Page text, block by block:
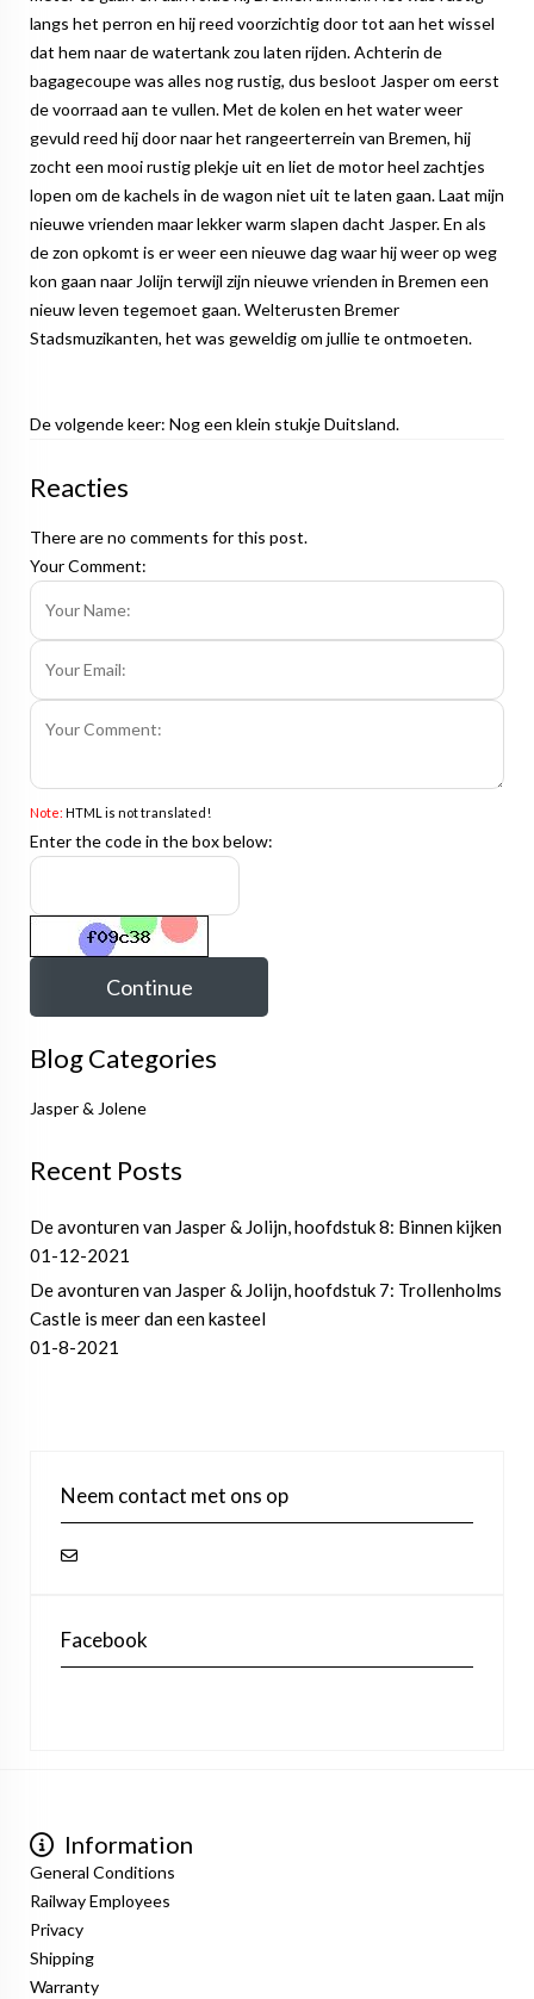
Blog Categories
Jasper & Jolene
Recent Posts
De avonturen van Jasper & Jolijn, hoofdstuk 8: Binnen kijken
01-12-2021
De avonturen van Jasper & Jolijn, hoofdstuk 7: Trollenholms
Castle is meer dan een kasteel
01-8-2021
langs het perron en hij reed voorzichtig door tot aan het wissel
dat hem naar de watertank zou laten rijden. Achterin de
bagagecoupe was alles nog rustig, dus besloot Jasper om eerst
de voorraad aan te vullen. Met de kolen en het water weer
gevuld reed hij door naar het rangeerterrein van Bremen, hij
zocht een mooi rustig plekje uit en liet de motor heel zachtjes
lopen om de kachels in de wagon niet uit te laten gaan. Laat mijn
nieuwe vrienden maar lekker warm slapen dacht Jasper. En als
de zon opkomt is er weer een nieuwe dag waar hij weer op weg
kon gaan naar Jolijn terwijl zijn nieuwe vrienden in Bremen een
nieuw leven tegemoet gaan. Welterusten Bremer
Stadsmuzikanten, het was geweldig om jullie te ontmoeten.
De volgende keer: Nog een klein stukje Duitsland.
Reacties
There are no comments for this post.
Your Comment:
Note: HTML is not translated!
Enter the code in the box below:
Continue
Neem contact met ons op
Facebook
Information
General Conditions
Railway Employees
Privacy
Shipping
Warranty